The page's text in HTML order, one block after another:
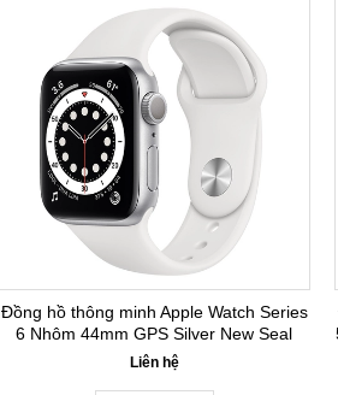
Đồng hồ thông minh Apple Watch Series
6 Nhôm 44mm GPS Silver New Seal
Liên hệ